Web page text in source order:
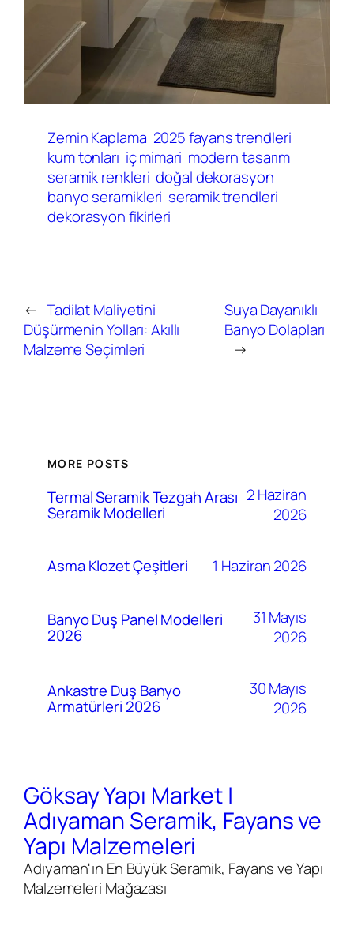
Zemin Kaplama 2025 fayans trendleri
kum tonları iç mimari modern tasarım
seramik renkleri doğal dekorasyon
banyo seramikleri seramik trendleri
dekorasyon fikirleri
← Tadilat Maliyetini
Düşürmenin Yolları: Akıllı
Malzeme Seçimleri
Suya Dayanıklı
Banyo Dolapları
→
MORE POSTS
Termal Seramik Tezgah Arası
Seramik Modelleri
2 Haziran
2026
Asma Klozet Çeşitleri 1 Haziran 2026
Banyo Duş Panel Modelleri
2026
31 Mayıs
2026
Ankastre Duş Banyo
Armatürleri 2026
30 Mayıs
2026
Göksay Yapı Market |
Adıyaman Seramik, Fayans ve
Yapı Malzemeleri
Adıyaman'ın En Büyük Seramik, Fayans ve Yapı
Malzemeleri Mağazası